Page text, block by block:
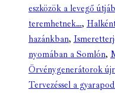
eszközök a levegő
teremhetnek…,
hazánkban,
nyomában a Somlón,
Örvénygenerátorok
Tervezéssel a